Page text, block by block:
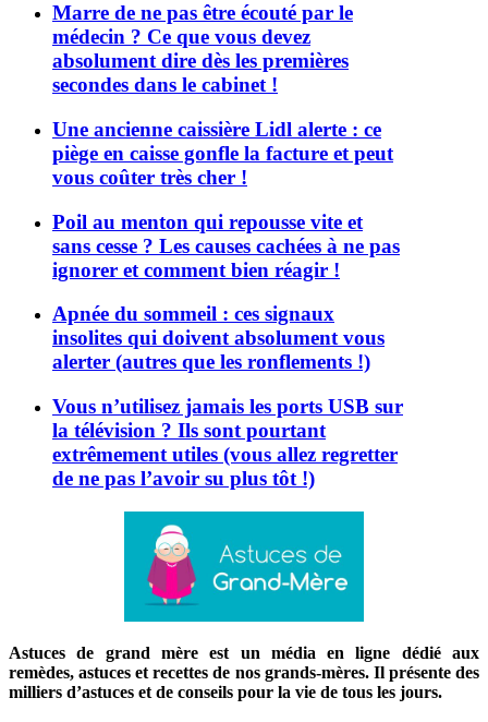
Marre de ne pas être écouté par le
médecin ? Ce que vous devez
absolument dire dès les premières
secondes dans le cabinet !
Une ancienne caissière Lidl alerte : ce
piège en caisse gonfle la facture et peut
vous coûter très cher !
Poil au menton qui repousse vite et
sans cesse ? Les causes cachées à ne pas
ignorer et comment bien réagir !
Apnée du sommeil : ces signaux
insolites qui doivent absolument vous
alerter (autres que les ronflements !)
Vous n’utilisez jamais les ports USB sur
la télévision ? Ils sont pourtant
extrêmement utiles (vous allez regretter
de ne pas l’avoir su plus tôt !)
Astuces de grand mère est un média en ligne dédié aux
remèdes, astuces et recettes de nos grands-mères. Il présente des
milliers d’astuces et de conseils pour la vie de tous les jours.